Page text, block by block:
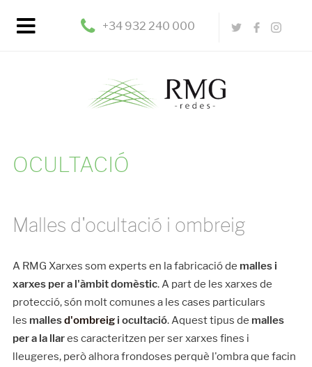
+34 932 240 000
OCULTACIÓ
Malles d'ocultació i ombreig
A RMG Xarxes som experts en la fabricació de malles i
xarxes per a l'àmbit domèstic. A part de les xarxes de
protecció, són molt comunes a les cases particulars
les mallesd'ombreigi ocultació. Aquest tipus de malles
per a la llares caracteritzen per ser xarxes fines i
lleugeres, però alhora frondoses perquè l'ombra que facin